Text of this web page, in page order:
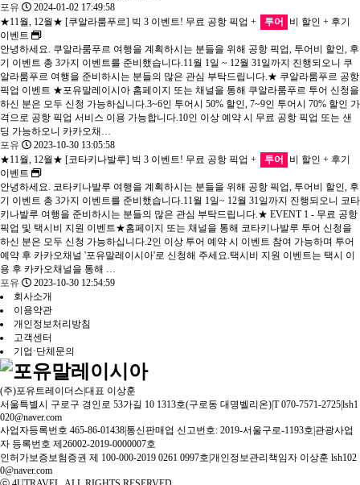
포유
2024-01-02 17:49:58
★11월, 12월★ [쿠알라룸푸르] 빅 3 이벤트! 무료 공항 픽업 +
투어
비 할인 + 후기
이벤트
안녕하세요. 쿠알라룸푸르 여행을 계획하시는 분들을 위해 공항 픽업, 투어비 할인, 후
기 이벤트 총 3가지 이벤트를 준비했습니다.11월 1일 ~ 12월 31일까지 진행되오니 쿠
알라룸푸르 여행을 준비하시는 분들의 많은 관심 부탁드립니다.★ 쿠알라룸푸르 공항
픽업 이벤트 ★포유말레이시아 홈페이지 또는 채널을 통해 쿠알라룸푸르 투어 신청을
하신 분은 모두 신청 가능하십니다.3~6인 투어시 50% 할인, 7~9인 투어시 70% 할인 가
격으로 공항 픽업 서비스 이용 가능합니다.10인 이상 예약 시 무료 공항 픽업 또는 샌
딩 가능하오니 카카오채…
포유
2023-10-30 13:05:58
★11월, 12월★ [코타키나발루] 빅 3 이벤트! 무료 공항 픽업 +
투어
비 할인 + 후기
이벤트
안녕하세요. 코타키나발루 여행을 계획하시는 분들을 위해 공항 픽업, 투어비 할인, 후
기 이벤트 총 3가지 이벤트를 준비했습니다.11월 1일~ 12월 31일까지 진행되오니 코타
키나발루 여행을 준비하시는 분들의 많은 관심 부탁드립니다.★ EVENT 1 - 무료 공항
픽업 및 택시비 지원 이벤트★홈페이지 또는 채널을 통해 코타키나발루 투어 신청을
하신 분은 모두 신청 가능하십니다.2인 이상 투어 예약 시 이벤트 참여 가능하며 투어
예약 후 카카오채널 '포유말레이시아'로 신청해 주세요.택시비 지원 이벤트는 택시 이
용 후 카카오채널을 통해 …
포유
2023-10-30 12:54:59
회사소개
이용약관
개인정보처리방침
고객센터
기업·단체문의
(주)포유트레이더스|대표 이상훈
서울특별시 구로구 경인로 53가길 10 1313호(구로동 대명벨리온)|T 070-7571-2725|lsh1
020@naver.com
사업자등록번호 465-86-01438|통신판매업 신고번호: 2019-서울구로-1193호|관광사업
자 등록번호 제26002-2019-0000007호
인허가보증보험증권 제 100-000-2019 0261 0997호|개인정보관리책임자 이상훈 lsh102
0@naver.com